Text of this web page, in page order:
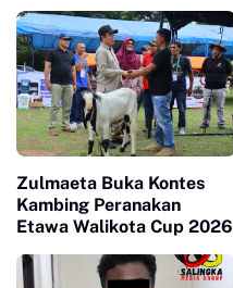
Zulmaeta Buka Kontes
Kambing Peranakan
Etawa Walikota Cup 2026